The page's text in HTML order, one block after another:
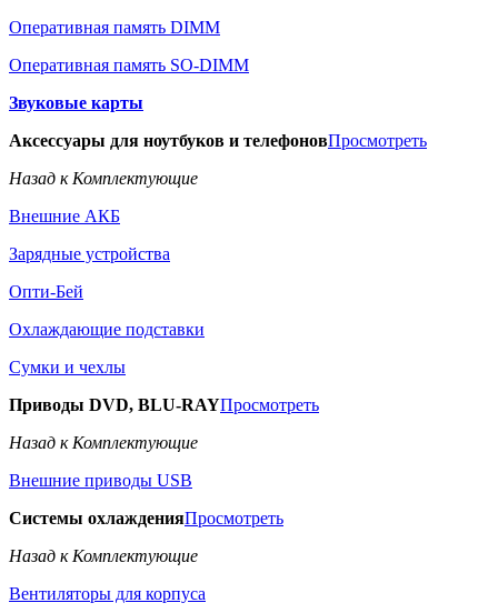
Оперативная память DIMM
Оперативная память SO-DIMM
Звуковые карты
Аксессуары для ноутбуков и телефоновПросмотреть
Назад к Комплектующие
Внешние АКБ
Зарядные устройства
Опти-Бей
Охлаждающие подставки
Сумки и чехлы
Приводы DVD, BLU-RAYПросмотреть
Назад к Комплектующие
Внешние приводы USB
Системы охлажденияПросмотреть
Назад к Комплектующие
Вентиляторы для корпуса